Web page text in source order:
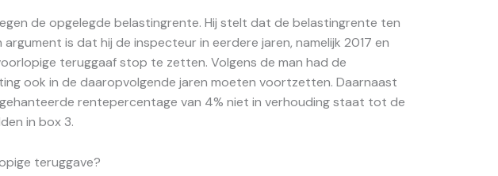
de opgelegde belastingrente. Hij stelt dat de belastingrente ten
is dat hij de inspecteur in eerdere jaren, namelijk 2017 en
teruggaaf stop te zetten. Volgens de man had de
ook in de daaropvolgende jaren moeten voortzetten. Daarnaast
rentepercentage van 4% niet in verhouding staat tot de
in box 3.
teruggave?